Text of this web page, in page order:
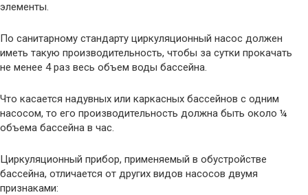
элементы.
По санитарному стандарту циркуляционный насос должен
иметь такую производительность, чтобы за сутки прокачать
не менее 4 раз весь объем воды бассейна.
Что касается надувных или каркасных бассейнов с одним
насосом, то его производительность должна быть около ¼
объема бассейна в час.
Циркуляционный прибор, применяемый в обустройстве
бассейна, отличается от других видов насосов двумя
признаками: